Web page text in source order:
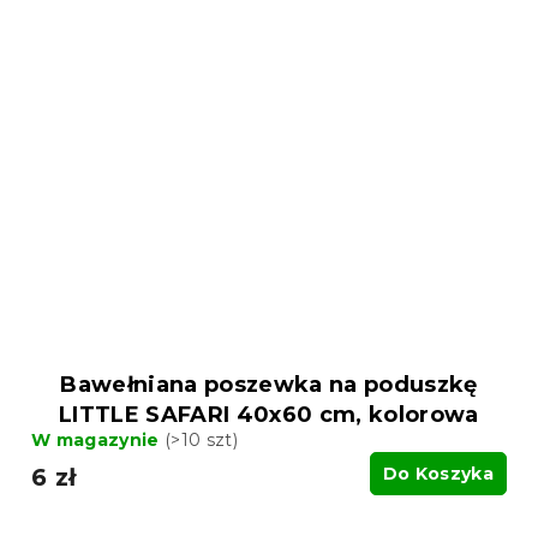
Bawełniana poszewka na poduszkę
LITTLE SAFARI 40x60 cm, kolorowa
W magazynie (>10 szt)
6 zł Do Koszyka